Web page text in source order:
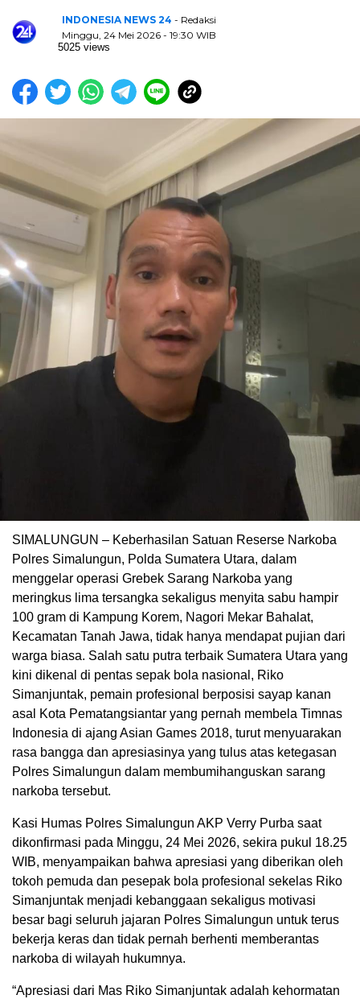
INDONESIA NEWS 24 - Redaksi
Minggu, 24 Mei 2026 - 19:30 WIB
5025 views
SIMALUNGUN – Keberhasilan Satuan Reserse Narkoba
Polres Simalungun, Polda Sumatera Utara, dalam
menggelar operasi Grebek Sarang Narkoba yang
meringkus lima tersangka sekaligus menyita sabu hampir
100 gram di Kampung Korem, Nagori Mekar Bahalat,
Kecamatan Tanah Jawa, tidak hanya mendapat pujian dari
warga biasa. Salah satu putra terbaik Sumatera Utara yang
kini dikenal di pentas sepak bola nasional, Riko
Simanjuntak, pemain profesional berposisi sayap kanan
asal Kota Pematangsiantar yang pernah membela Timnas
Indonesia di ajang Asian Games 2018, turut menyuarakan
rasa bangga dan apresiasinya yang tulus atas ketegasan
Polres Simalungun dalam membumihanguskan sarang
narkoba tersebut.
Kasi Humas Polres Simalungun AKP Verry Purba saat
dikonfirmasi pada Minggu, 24 Mei 2026, sekira pukul 18.25
WIB, menyampaikan bahwa apresiasi yang diberikan oleh
tokoh pemuda dan pesepak bola profesional sekelas Riko
Simanjuntak menjadi kebanggaan sekaligus motivasi
besar bagi seluruh jajaran Polres Simalungun untuk terus
bekerja keras dan tidak pernah berhenti memberantas
narkoba di wilayah hukumnya.
“Apresiasi dari Mas Riko Simanjuntak adalah kehormatan